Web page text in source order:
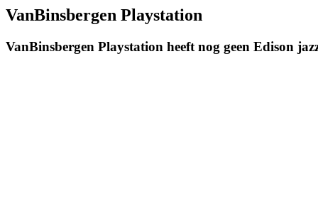
VanBinsbergen Playstation
VanBinsbergen Playstation heeft nog geen Edison